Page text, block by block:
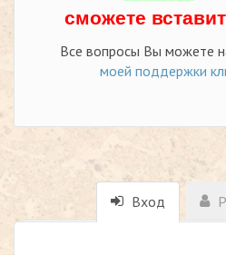
сможете
Все вопросы Вы можете
моей поддержки
Вход